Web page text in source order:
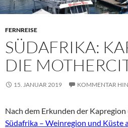
FERNREISE
SÜDAFRIKA:
DIE
15. JANUAR 2019 KOMMENTAR
Nach dem Erkunden der
Südafrika – Weinregion und Küste